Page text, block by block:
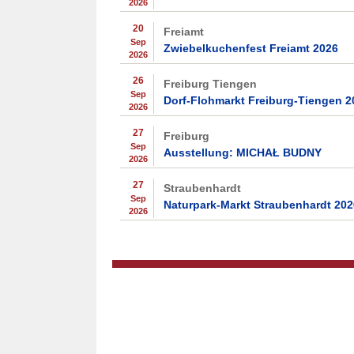
2026
20
Sep
2026
Freiamt
Zwiebelkuchenfest Freiamt 2026
26
Sep
2026
Freiburg Tiengen
Dorf-Flohmarkt Freiburg-Tiengen
27
Sep
2026
Freiburg
Ausstellung: MICHAŁ BUDNY
27
Sep
2026
Straubenhardt
Naturpark-Markt Straubenhardt